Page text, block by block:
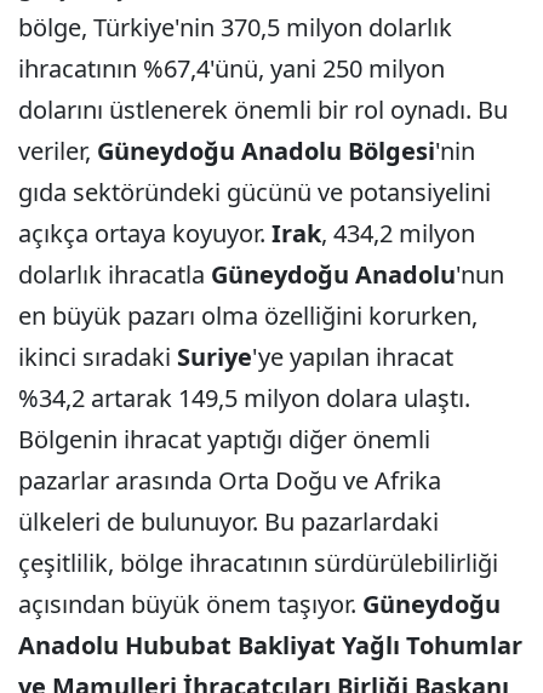
bölge, Türkiye'nin 370,5 milyon dolarlık
ihracatının %67,4'ünü, yani 250 milyon
dolarını üstlenerek önemli bir rol oynadı. Bu
veriler, Güneydoğu Anadolu Bölgesi'nin
gıda sektöründeki gücünü ve potansiyelini
açıkça ortaya koyuyor. Irak, 434,2 milyon
dolarlık ihracatla Güneydoğu Anadolu'nun
en büyük pazarı olma özelliğini korurken,
ikinci sıradaki Suriye'ye yapılan ihracat
%34,2 artarak 149,5 milyon dolara ulaştı.
Bölgenin ihracat yaptığı diğer önemli
pazarlar arasında Orta Doğu ve Afrika
ülkeleri de bulunuyor. Bu pazarlardaki
çeşitlilik, bölge ihracatının sürdürülebilirliği
açısından büyük önem taşıyor. Güneydoğu
Anadolu Hububat Bakliyat Yağlı Tohumlar
ve Mamulleri İhracatçıları Birliği Başkanı